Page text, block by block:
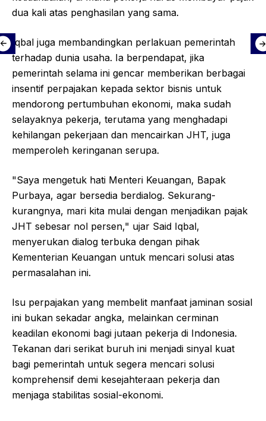
dua kali atas penghasilan yang sama.
Iqbal juga membandingkan perlakuan pemerintah
terhadap dunia usaha. Ia berpendapat, jika
pemerintah selama ini gencar memberikan berbagai
insentif perpajakan kepada sektor bisnis untuk
mendorong pertumbuhan ekonomi, maka sudah
selayaknya pekerja, terutama yang menghadapi
kehilangan pekerjaan dan mencairkan JHT, juga
memperoleh keringanan serupa.
"Saya mengetuk hati Menteri Keuangan, Bapak
Purbaya, agar bersedia berdialog. Sekurang-
kurangnya, mari kita mulai dengan menjadikan pajak
JHT sebesar nol persen," ujar Said Iqbal,
menyerukan dialog terbuka dengan pihak
Kementerian Keuangan untuk mencari solusi atas
permasalahan ini.
Isu perpajakan yang membelit manfaat jaminan sosial
ini bukan sekadar angka, melainkan cerminan
keadilan ekonomi bagi jutaan pekerja di Indonesia.
Tekanan dari serikat buruh ini menjadi sinyal kuat
bagi pemerintah untuk segera mencari solusi
komprehensif demi kesejahteraan pekerja dan
menjaga stabilitas sosial-ekonomi.